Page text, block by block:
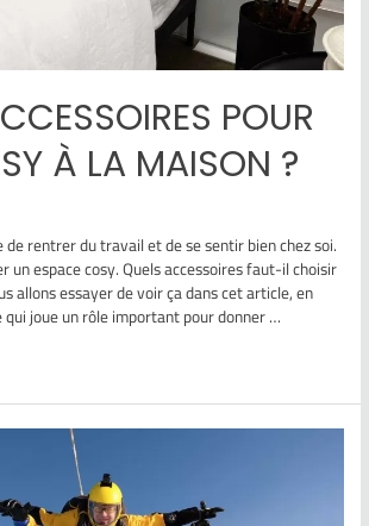
POUR
À LA MAISON ?
de rentrer du travail et de se sentir bien chez soi.
un espace cosy. Quels accessoires faut-il choisir
allons essayer de voir ça dans cet article, en
joue un rôle important pour donner …